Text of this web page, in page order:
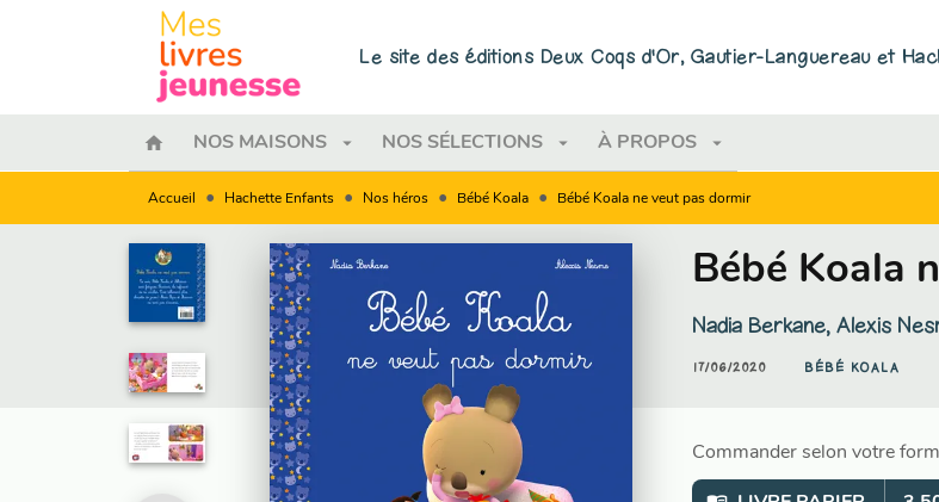
MENU
Le site des éditions Deux Coqs d'Or, Gautier-Languereau et
home NOS MAISONS arrow_drop_down NOS SÉLECTIONS arrow_drop_down À PROPOS arrow_drop_down
Accueil • Hachette Enfants • Nos héros • Bébé Koala • Bébé Koala ne veut pas dormir
Bébé Koala
Nadia Berkane,Alexis
17/06/2020 BÉBÉ KOALA
Commander selon votre